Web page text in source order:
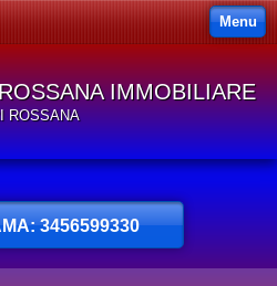
Menu
IMMOBILIARE
ROSSANA
3456599330